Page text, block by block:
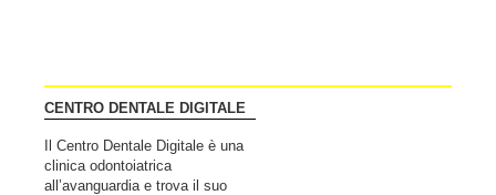
CENTRO DENTALE DIGITALE
Il Centro Dentale Digitale è una
clinica odontoiatrica
all’avanguardia e trova il suo